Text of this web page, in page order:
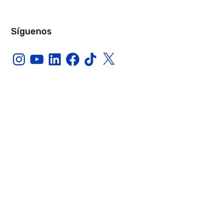
Síguenos
InstagramYouTubeLinkedInFacebook
TikTokX